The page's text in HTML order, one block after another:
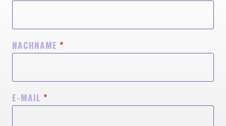
NACHNAME *
E-MAIL *